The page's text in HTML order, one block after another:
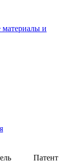
и
Патент